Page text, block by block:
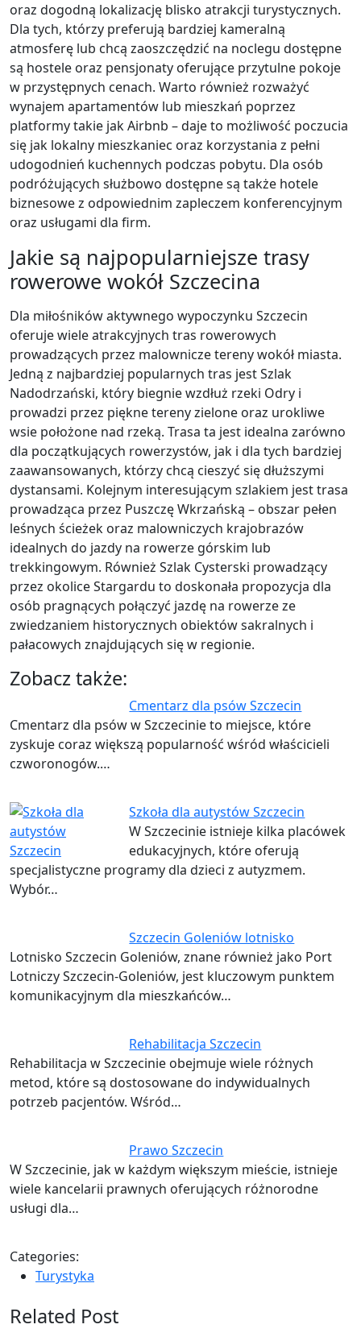
oraz dogodną lokalizację blisko atrakcji turystycznych.
Dla tych, którzy preferują bardziej kameralną
atmosferę lub chcą zaoszczędzić na noclegu dostępne
są hostele oraz pensjonaty oferujące przytulne pokoje
w przystępnych cenach. Warto również rozważyć
wynajem apartamentów lub mieszkań poprzez
platformy takie jak Airbnb – daje to możliwość poczucia
się jak lokalny mieszkaniec oraz korzystania z pełni
udogodnień kuchennych podczas pobytu. Dla osób
podróżujących służbowo dostępne są także hotele
biznesowe z odpowiednim zapleczem konferencyjnym
oraz usługami dla firm.
Jakie są najpopularniejsze trasy
rowerowe wokół Szczecina
Dla miłośników aktywnego wypoczynku Szczecin
oferuje wiele atrakcyjnych tras rowerowych
prowadzących przez malownicze tereny wokół miasta.
Jedną z najbardziej popularnych tras jest Szlak
Nadodrzański, który biegnie wzdłuż rzeki Odry i
prowadzi przez piękne tereny zielone oraz urokliwe
wsie położone nad rzeką. Trasa ta jest idealna zarówno
dla początkujących rowerzystów, jak i dla tych bardziej
zaawansowanych, którzy chcą cieszyć się dłuższymi
dystansami. Kolejnym interesującym szlakiem jest trasa
prowadząca przez Puszczę Wkrzańską – obszar pełen
leśnych ścieżek oraz malowniczych krajobrazów
idealnych do jazdy na rowerze górskim lub
trekkingowym. Również Szlak Cysterski prowadzący
przez okolice Stargardu to doskonała propozycja dla
osób pragnących połączyć jazdę na rowerze ze
zwiedzaniem historycznych obiektów sakralnych i
pałacowych znajdujących się w regionie.
Zobacz także:
Cmentarz dla psów Szczecin
Cmentarz dla psów w Szczecinie to miejsce, które
zyskuje coraz większą popularność wśród właścicieli
czworonogów.…
Szkoła dla autystów Szczecin
W Szczecinie istnieje kilka placówek
edukacyjnych, które oferują
specjalistyczne programy dla dzieci z autyzmem.
Wybór…
Szczecin Goleniów lotnisko
Lotnisko Szczecin Goleniów, znane również jako Port
Lotniczy Szczecin-Goleniów, jest kluczowym punktem
komunikacyjnym dla mieszkańców…
Rehabilitacja Szczecin
Rehabilitacja w Szczecinie obejmuje wiele różnych
metod, które są dostosowane do indywidualnych
potrzeb pacjentów. Wśród…
Prawo Szczecin
W Szczecinie, jak w każdym większym mieście, istnieje
wiele kancelarii prawnych oferujących różnorodne
usługi dla…
Categories:
Turystyka
Related Post